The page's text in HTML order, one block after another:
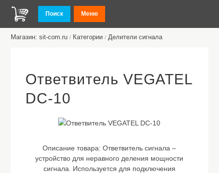
Поиск Меню
Магазин: sit-com.ru / Категории / Делители сигнала
Ответвитель VEGATEL
DC-10
Описание товара:Ответвитель сигнала –
устройство для неравного деления мощности
сигнала. Используется для подключения